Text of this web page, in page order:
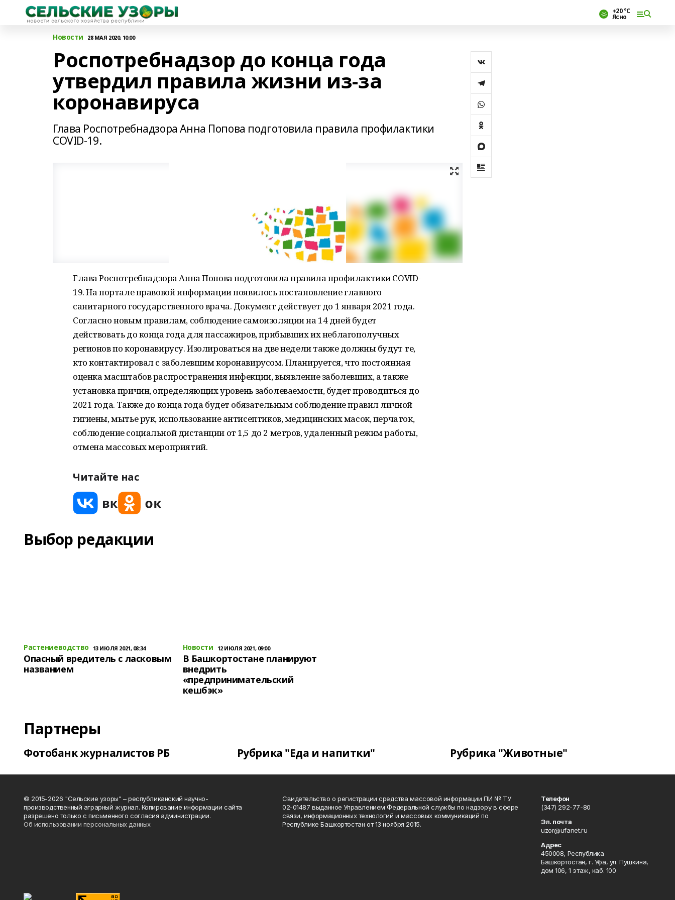
+20 °С
Ясно
Новости 28 МАЯ 2020, 10:00
Роспотребнадзор до конца года
утвердил правила жизни из-за
коронавируса
Глава Роспотребнадзора Анна Попова подготовила правила профилактики
COVID-19.
Глава Роспотребнадзора Анна Попова подготовила правила профилактики COVID-
19. На портале правовой информации появилось постановление главного
санитарного государственного врача. Документ действует до 1 января 2021 года.
Согласно новым правилам, соблюдение самоизоляции на 14 дней будет
действовать до конца года для пассажиров, прибывших их неблагополучных
регионов по коронавирусу. Изолироваться на две недели также должны будут те,
кто контактировал с заболевшим коронавирусом. Планируется, что постоянная
оценка масштабов распространения инфекции, выявление заболевших, а также
установка причин, определяющих уровень заболеваемости, будет проводиться до
2021 года. Также до конца года будет обязательным соблюдение правил личной
гигиены, мытье рук, использование антисептиков, медицинских масок, перчаток,
соблюдение социальной дистанции от 1,5 до 2 метров, удаленный режим работы,
отмена массовых мероприятий.
Читайте нас
Выбор редакции
Растениеводство 13 ИЮЛЯ 2021, 08:34
Опасный вредитель с ласковым
названием
Новости 12 ИЮЛЯ 2021, 09:00
В Башкортостане планируют
внедрить
«предпринимательский
кешбэк»
Партнеры
Фотобанк журналистов РБ Рубрика "Еда и напитки" Рубрика "Животные"
© 2015-2026 "Сельские узоры" – республиканский научно-
производственный аграрный журнал. Копирование информации сайта
разрешено только с письменного согласия администрации.
Об использовании персональных данных
Свидетельство о регистрации средства массовой информации ПИ № ТУ
02-01487 выданное Управлением Федеральной службы по надзору в сфере
связи, информационных технологий и массовых коммуникаций по
Республике Башкортостан от 13 ноября 2015.
Телефон
(347) 292-77-80
Эл. почта
uzor@ufanet.ru
Адрес
450008, Республика
Башкортостан, г. Уфа, ул. Пушкина,
дом 106, 1 этаж, каб. 100